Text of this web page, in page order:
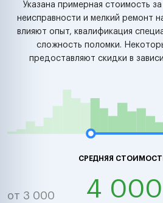
Указана примерная стоимость
неисправности и мелкий ремонт
влияют опыт, квалификация
сложность поломки.
предоставляют скидки в
СРЕДНЯЯ
от 3 000 4